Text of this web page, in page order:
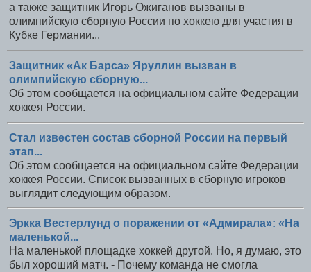
а также защитник Игорь Ожиганов вызваны в
олимпийскую сборную России по хоккею для участия в
Кубке Германии...
Защитник «Ак Барса» Яруллин вызван в
олимпийскую сборную...
Об этом сообщается на официальном сайте Федерации
хоккея России.
Стал известен состав сборной России на первый
этап...
Об этом сообщается на официальном сайте Федерации
хоккея России. Список вызванных в сборную игроков
выглядит следующим образом.
Эркка Вестерлунд о поражении от «Адмирала»: «На
маленькой...
На маленькой площадке хоккей другой. Но, я думаю, это
был хороший матч. - Почему команда не смогла